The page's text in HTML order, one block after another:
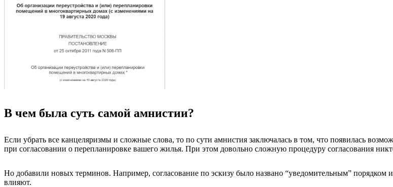
В чем была суть самой амнистии?
Если убрать все канцеляризмы и сложные слова, то по сути амнистия заключалась в том, что появилась
при согласовании о перепланировке вашего жилья. При этом довольно сложную процедуру согласования
Но добавили новых терминов. Например, согласование по эскизу было названо “уведомительным”
влияют.